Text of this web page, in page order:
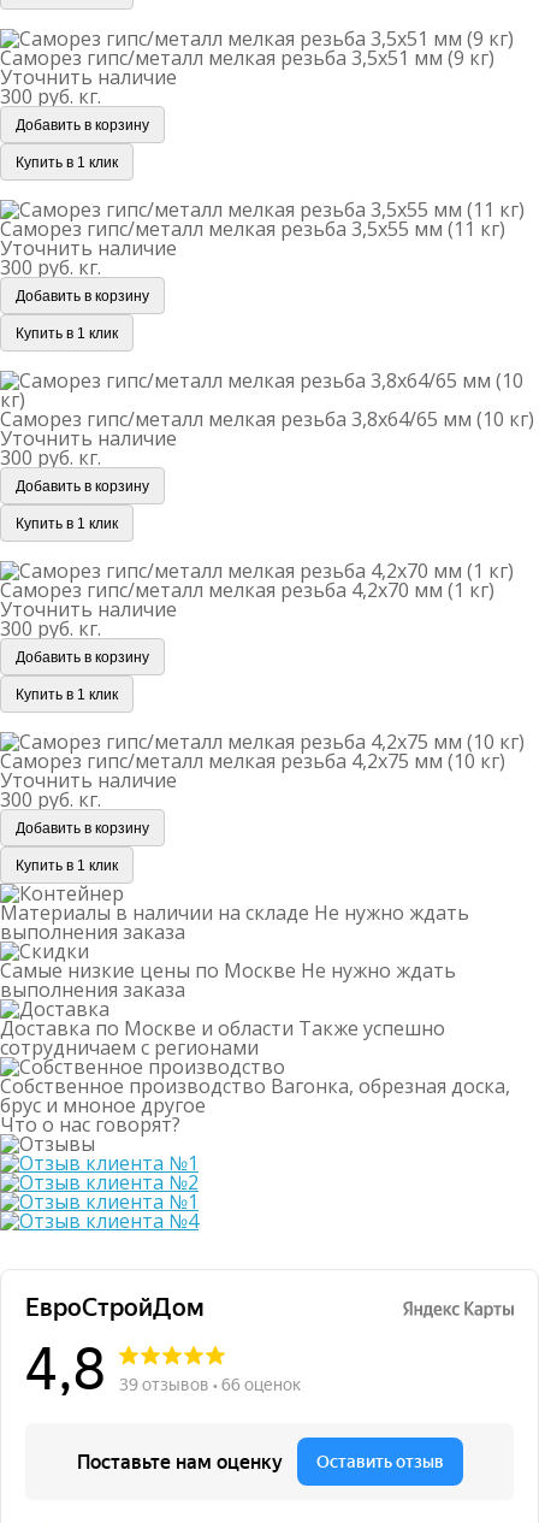
Саморез гипс/металл мелкая резьба 3,5х51 мм (9 кг)
Уточнить наличие
300 руб. кг.
Добавить в корзину
Купить в 1 клик
Саморез гипс/металл мелкая резьба 3,5х55 мм (11 кг)
Уточнить наличие
300 руб. кг.
Добавить в корзину
Купить в 1 клик
Саморез гипс/металл мелкая резьба 3,8х64/65 мм (10 кг)
Уточнить наличие
300 руб. кг.
Добавить в корзину
Купить в 1 клик
Саморез гипс/металл мелкая резьба 4,2х70 мм (1 кг)
Уточнить наличие
300 руб. кг.
Добавить в корзину
Купить в 1 клик
Саморез гипс/металл мелкая резьба 4,2х75 мм (10 кг)
Уточнить наличие
300 руб. кг.
Добавить в корзину
Купить в 1 клик
Материалы в наличии на складе Не нужно ждать
выполнения заказа
Самые низкие цены по Москве Не нужно ждать
выполнения заказа
Доставка по Москве и области Также успешно
сотрудничаем с регионами
Собственное производство Вагонка, обрезная доска,
брус и мноное другое
Что о нас говорят?